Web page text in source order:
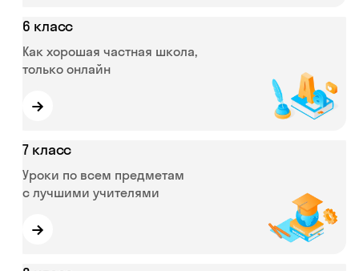
6 класс
Как хорошая частная школа,
только онлайн
→
7 класс
Уроки по всем предметам
с лучшими учителями
→